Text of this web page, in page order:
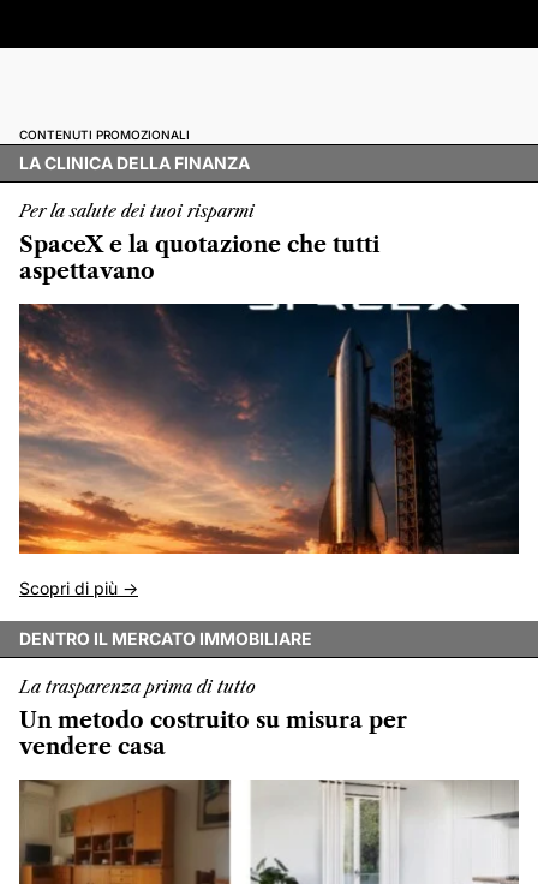
CONTENUTI PROMOZIONALI
LA CLINICA DELLA FINANZA
Per la salute dei tuoi risparmi
SpaceX e la quotazione che tutti
aspettavano
Scopri di più ->
DENTRO IL MERCATO IMMOBILIARE
La trasparenza prima di tutto
Un metodo costruito su misura per
vendere casa